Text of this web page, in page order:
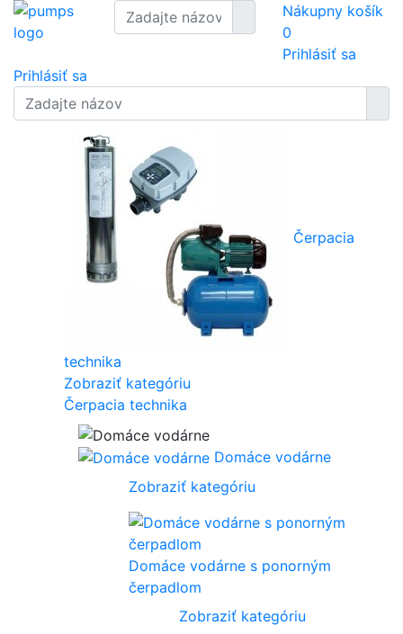
Nákupny košík
0
Prihlásiť sa
Prihlásiť sa
Čerpacia
technika
Zobraziť kategóriu
Čerpacia technika
Domáce vodárne
Zobraziť kategóriu
Domáce vodárne s ponorným
čerpadlom
Zobraziť kategóriu